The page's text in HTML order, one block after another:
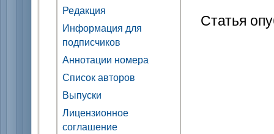
Редакция
Информация для
подписчиков
Аннотации номера
Список авторов
Выпуски
Лицензионное
соглашение
Статья